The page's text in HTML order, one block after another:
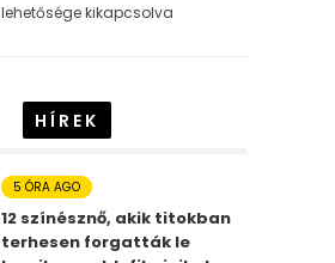
lehetősége kikapcsolva
HÍREK
5 ÓRA AGO
12 színésznő, akik titokban
terhesen forgatták le